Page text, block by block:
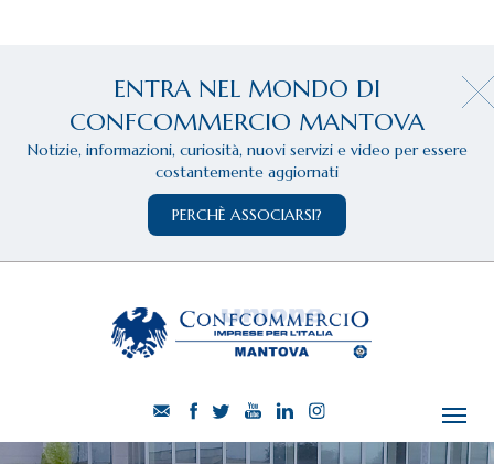
ENTRA NEL MONDO DI
CONFCOMMERCIO MANTOVA
Notizie, informazioni, curiosità, nuovi servizi e video per essere
costantemente aggiornati
PERCHÈ ASSOCIARSI?